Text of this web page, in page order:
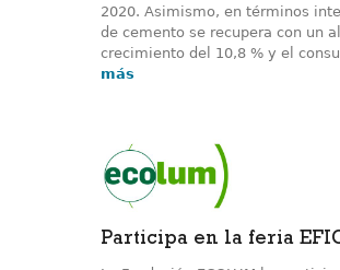
2020. Asimismo, en términos
de cemento se recupera con un
crecimiento del 10,8 % y el
más
Participa en la feria